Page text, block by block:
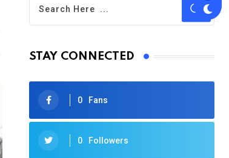
STAY CONNECTED
0 Fans
0 Followers